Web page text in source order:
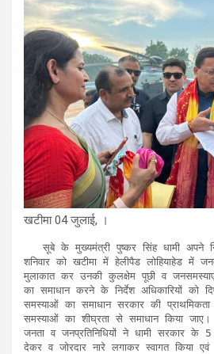
खटीमा 04 जुलाई, ।
शनिवार को खटीमा में हेलीपैड लोहियाहेड में
मुलाकात कर उनकी कुलक्षेम पूछी व
का समाधान करने के निर्देश अधिकारियों को
समस्याओं का समाधान सरकार की
समस्याओं का शीघ्रता से समाधान किया
जनता व जनप्रतिनिधियों ने धामी सरकार के
देकर व जोरदार नारे लगाकर स्वागत किया